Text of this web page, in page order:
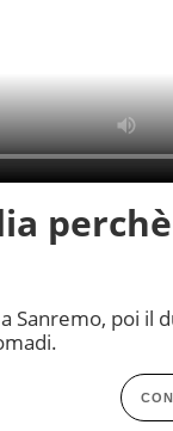
Sanremo, poi il